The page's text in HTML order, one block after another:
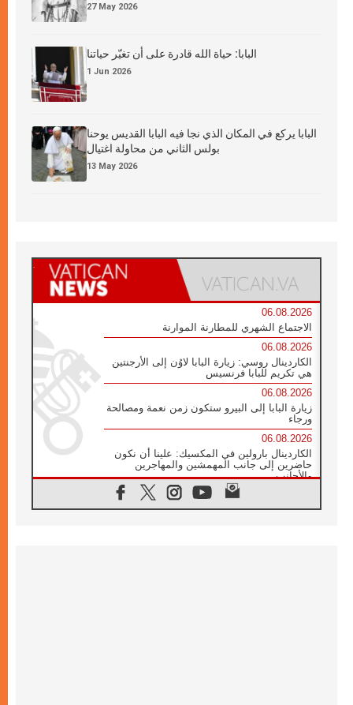
27 May 2026
البابا: حياة الله قادرة على أن تغيّر حياتنا
1 Jun 2026
البابا يركع في المكان الذي نجا فيه البابا القديس يوحنا
بولس الثاني من محاولة اغتيال
13 May 2026
06.08.2026
الاجتماع الشهري للمطارنة الموارنة
06.08.2026
الكاردينال روسي: زيارة البابا لاوُن إلى الأرجنتين
هي تكريم للبابا فرنسيس
06.08.2026
زيارة البابا إلى البيرو ستكون زمن نعمة ومصالحة
ورجاء
06.08.2026
الكاردينال بارولين في المكسيك: علينا أن نكون
حاضرين إلى جانب المهمشين والمهاجرين
والأجانب
البابا لاوُن الرابع عشر للشباب في أسيزي: